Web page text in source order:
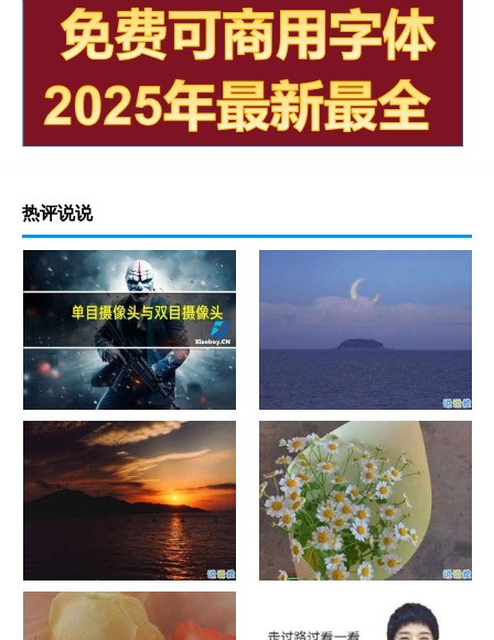
热评说说
单目摄像头与双目摄像头
晚安励志语录带图片 晚安心语
励志鸡汤
日出文案温柔句子 看日出的微
信说说配图
晒风景照的唯美说说配图 适合
发风景的朋友圈文案